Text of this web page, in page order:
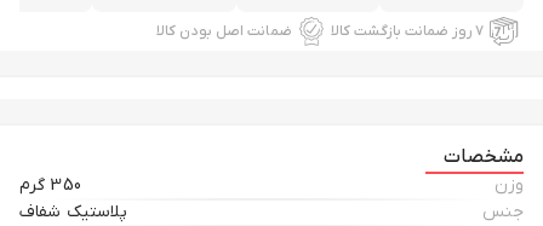
۷ روز ضمانت بازگشت کالا ضمانت اصل بودن کالا
مشخصات
وزن
350 گرم
جنس
پلاستیک شفاف